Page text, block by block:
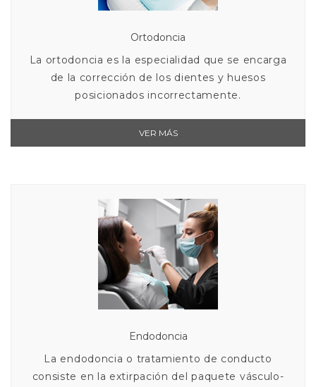
Ortodoncia
La ortodoncia es la especialidad que se encarga
de la corrección de los dientes y huesos
posicionados incorrectamente.
VER MÁS
Endodoncia
La endodoncia o tratamiento de conducto
consiste en la extirpación del paquete vásculo-